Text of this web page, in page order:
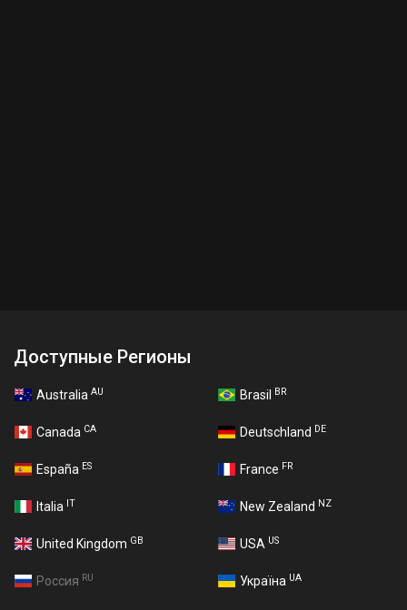
Доступные Регионы
Australia AU Brasil BR
Canada CA Deutschland DE
España ES France FR
Italia IT New Zealand NZ
United Kingdom GB USA US
Россия RU Україна UA